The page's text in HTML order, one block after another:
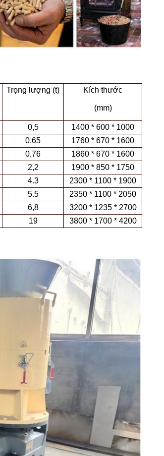
Trọng lượng (t) Kích thước
(mm)
0,5
1400 * 600 * 1000
0,65
1760 * 670 * 1600
0,76
1860 * 670 * 1600
2,2
1900 * 850 * 1750
4.3
2300 * 1100 * 1900
5.5
2350 * 1100 * 2050
6,8
3200 * 1235 * 2700
19 3800 * 1700 * 4200